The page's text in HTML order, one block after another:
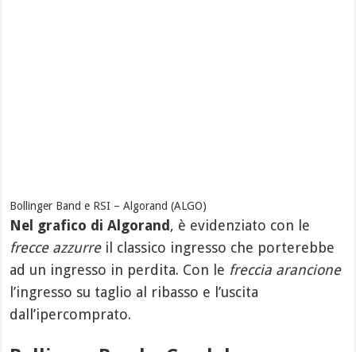
Bollinger Band e RSI – Algorand (ALGO)
Nel grafico di Algorand, è evidenziato con le
frecce azzurre il classico ingresso che porterebbe
ad un ingresso in perdita. Con le freccia arancione
l’ingresso su taglio al ribasso e l’uscita
dall’ipercomprato.